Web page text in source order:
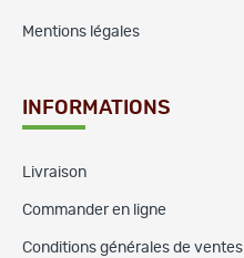
Mentions légales
INFORMATIONS
Livraison
Commander en ligne
Conditions générales de ventes